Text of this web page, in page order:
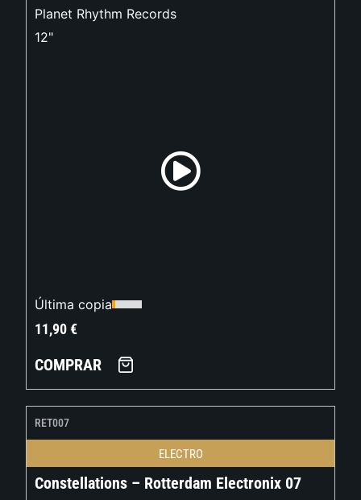
Planet Rhythm Records
12"
Última copia
11,90€
COMPRAR
RET007
ELECTRO
Constellations – Rotterdam Electronix 07